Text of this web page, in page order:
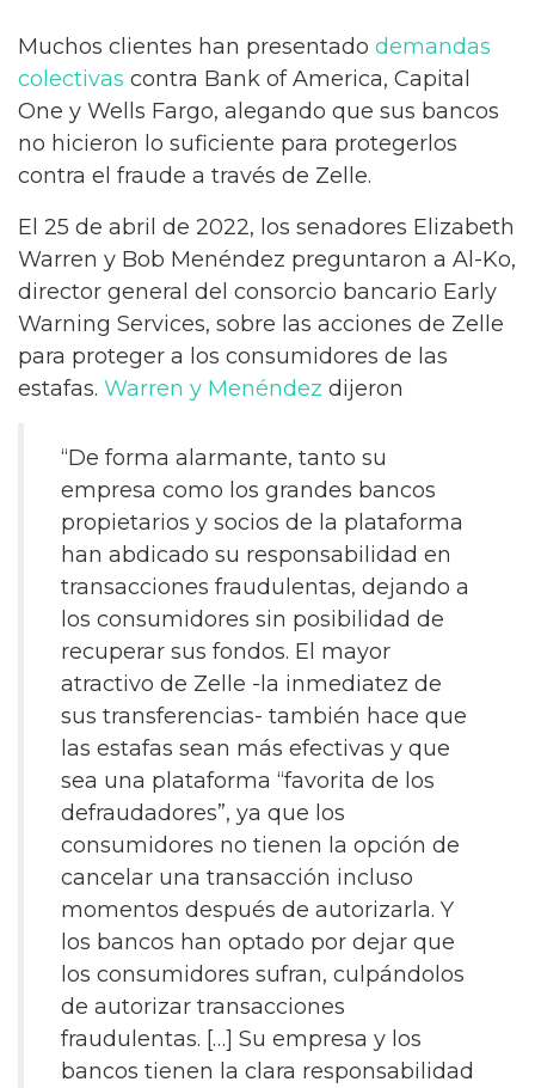
Muchos clientes han presentado demandas
colectivas contra Bank of America, Capital
One y Wells Fargo, alegando que sus bancos
no hicieron lo suficiente para protegerlos
contra el fraude a través de Zelle.
El 25 de abril de 2022, los senadores Elizabeth
Warren y Bob Menéndez preguntaron a Al-Ko,
director general del consorcio bancario Early
Warning Services, sobre las acciones de Zelle
para proteger a los consumidores de las
estafas. Warren y Menéndez dijeron
“De forma alarmante, tanto su
empresa como los grandes bancos
propietarios y socios de la plataforma
han abdicado su responsabilidad en
transacciones fraudulentas, dejando a
los consumidores sin posibilidad de
recuperar sus fondos. El mayor
atractivo de Zelle -la inmediatez de
sus transferencias- también hace que
las estafas sean más efectivas y que
sea una plataforma “favorita de los
defraudadores”, ya que los
consumidores no tienen la opción de
cancelar una transacción incluso
momentos después de autorizarla. Y
los bancos han optado por dejar que
los consumidores sufran, culpándolos
de autorizar transacciones
fraudulentas. […] Su empresa y los
bancos tienen la clara responsabilidad